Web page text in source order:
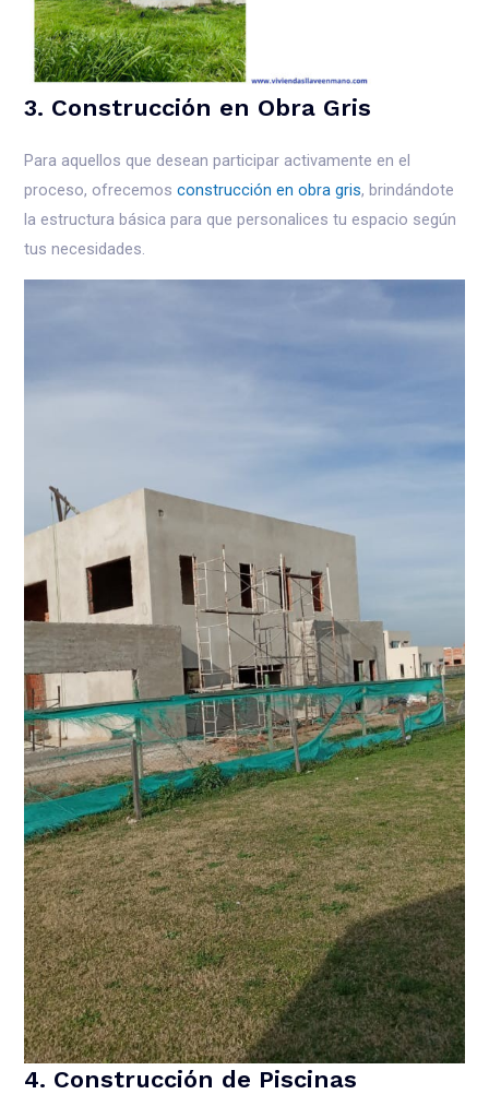
3. Construcción en Obra Gris
Para aquellos que desean participar activamente en el
proceso, ofrecemosconstrucción en obra gris, brindándote
la estructura básica para que personalices tu espacio según
tus necesidades.
4. Construcción de Piscinas